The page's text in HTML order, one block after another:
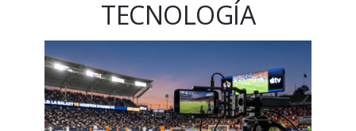
TECNOLOGÍA